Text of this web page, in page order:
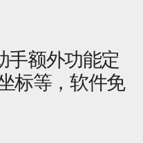
手额外功能定
标等，软件免